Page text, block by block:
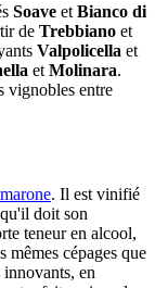
Soave et Bianco di
de Trebbiano et
Valpolicella et
et Molinara.
vignobles entre
. Il est vinifié
doit son
teneur en alcool,
mêmes cépages que
en